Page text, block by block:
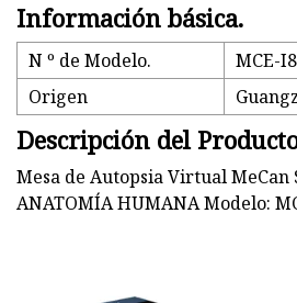
Información básica.
N º de Modelo.
MCE-
Origen
Descripción del
Mesa de Autopsia Virtual MeCan
ANATOMÍA HUMANA Modelo: